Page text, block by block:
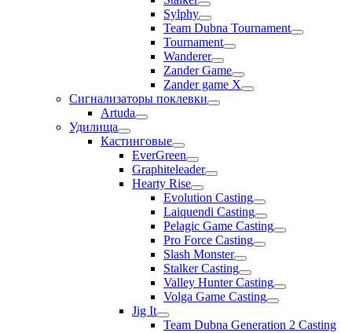
Sylphy
Team Dubna Tournament
Tournament
Wanderer
Zander Game
Zander game X
Сигнализаторы поклевки
Artuda
Удилища
Кастинговые
EverGreen
Graphiteleader
Hearty Rise
Evolution Casting
Laiquendi Casting
Pelagic Game Casting
Pro Force Casting
Slash Monster
Stalker Casting
Valley Hunter Casting
Volga Game Casting
Jig It
Team Dubna Generation 2 Casting